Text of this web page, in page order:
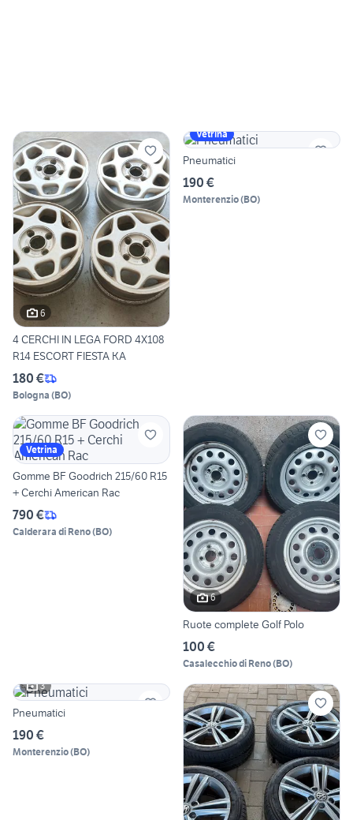
6
4 CERCHI IN LEGA FORD 4X108
R14 ESCORT FIESTA KA
180 €
Bologna (BO)
Vetrina
Pneumatici
190 €
Monterenzio(BO)
Vetrina
Gomme BF Goodrich 215/60 R15
+ Cerchi American Rac
790 €
Calderara di Reno(BO)
6
Ruote complete Golf Polo
100 €
Casalecchio di Reno(BO)
3
Pneumatici
190 €
Monterenzio(BO)